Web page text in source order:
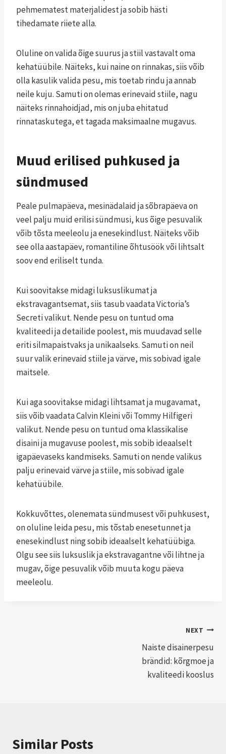
pehmematest materjalidest ja sobib hästi
tihedamate riiete alla.
Oluline on valida õige suurus ja stiil vastavalt oma
kehatüübile. Näiteks, kui naine on rinnakas, siis võib
olla kasulik valida pesu, mis toetab rindu ja annab
neile kuju. Samuti on olemas erinevaid stiile, nagu
näiteks rinnahoidjad, mis on juba ehitatud
rinnataskutega, et tagada maksimaalne mugavus.
Muud erilised puhkused ja
sündmused
Peale pulmapäeva, mesinädalaid ja sõbrapäeva on
veel palju muid erilisi sündmusi, kus õige pesuvalik
võib tõsta meeleolu ja enesekindlust. Näiteks võib
see olla aastapäev, romantiline õhtusöök või lihtsalt
soov end eriliselt tunda.
Kui soovitakse midagi luksuslikumat ja
ekstravagantsemat, siis tasub vaadata Victoria’s
Secreti valikut. Nende pesu on tuntud oma
kvaliteedi ja detailide poolest, mis muudavad selle
eriti silmapaistvaks ja unikaalseks. Samuti on neil
suur valik erinevaid stiile ja värve, mis sobivad igale
maitsele.
Kui aga soovitakse midagi lihtsamat ja mugavamat,
siis võib vaadata Calvin Kleini või Tommy Hilfigeri
valikut. Nende pesu on tuntud oma klassikalise
disaini ja mugavuse poolest, mis sobib ideaalselt
igapäevaseks kandmiseks. Samuti on nende valikus
palju erinevaid värve ja stiile, mis sobivad igale
kehatüübile.
Kokkuvõttes, olenemata sündmusest või puhkusest,
on oluline leida pesu, mis tõstab enesetunnet ja
enesekindlust ning sobib ideaalselt kehatüübiga.
Olgu see siis luksuslik ja ekstravagantne või lihtne ja
mugav, õige pesuvalik võib muuta kogu päeva
meeleolu.
NEXT
Naiste disainerpesu
brändid: kõrgmoe ja
kvaliteedi kooslus
Similar Posts